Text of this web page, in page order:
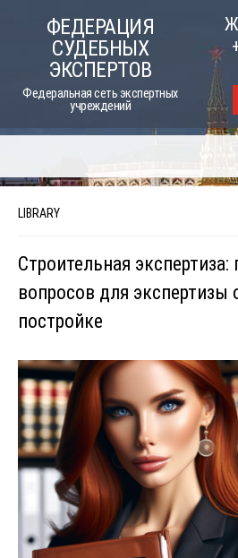
ФЕДЕРАЦИЯ
СУДЕБНЫХ
ЭКСПЕРТОВ
Федеральная сеть экспертных
учреждений
LIBRARY
Строительная
вопросов для экспертизы
постройке